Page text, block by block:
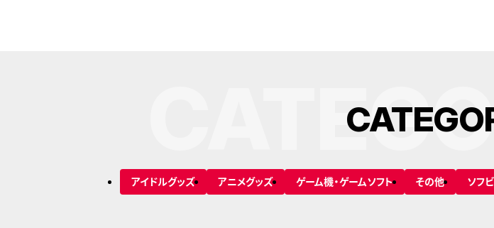
CATEGO
アイドルグッズ アニメグッズ ゲーム機・ゲームソフト その他 ソフ